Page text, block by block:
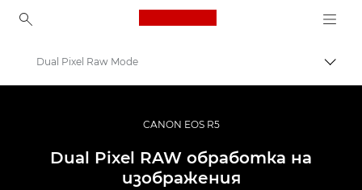
Canon Logo, back to
Цифрови фотоапарати
EOS R5
Dual Pixel Raw Mode
CANON EOS R5
Dual Pixel RAW обработка на
изображения